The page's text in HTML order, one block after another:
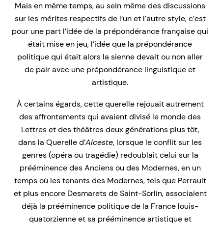
Mais en même temps, au sein même des discussions
sur les mérites respectifs de l’un et l’autre style, c’est
pour une part l’idée de la prépondérance française qui
était mise en jeu, l’idée que la prépondérance
politique qui était alors la sienne devait ou non aller
de pair avec une prépondérance linguistique et
artistique.
À certains égards, cette querelle rejouait autrement
des affrontements qui avaient divisé le monde des
Lettres et des théâtres deux générations plus tôt,
dans la Querelle d’Alceste, lorsque le conflit sur les
genres (opéra ou tragédie) redoublait celui sur la
prééminence des Anciens ou des Modernes, en un
temps où les tenants des Modernes, tels que Perrault
et plus encore Desmarets de Saint-Sorlin, associaient
déjà la prééminence politique de la France louis-
quatorzienne et sa prééminence artistique et